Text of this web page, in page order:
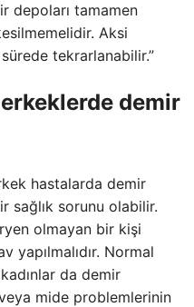
depoları tamamen
Aksi
tekrarlanabilir.”
demir
hastalarda demir
sağlık sorunu olabilir.
olmayan bir kişi
yapılmalıdır. Normal
da demir
mide problemlerinin